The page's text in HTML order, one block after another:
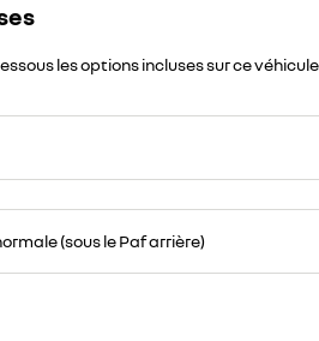
les options incluses sur ce véhicule
(sous le Paf arrière)